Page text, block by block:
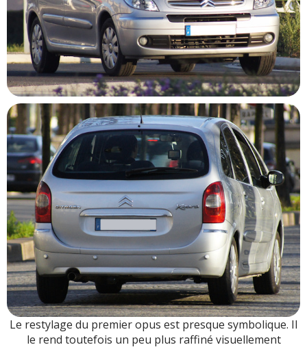
Le restylage du premier opus est presque symbolique. Il
le rend toutefois un peu plus raffiné visuellement